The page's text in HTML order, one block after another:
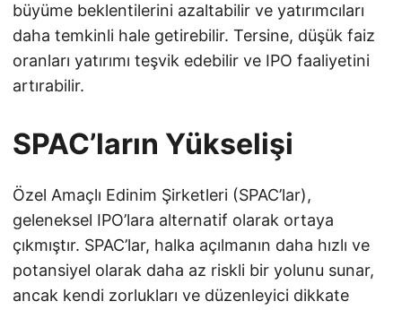
büyüme beklentilerini azaltabilir ve yatırımcıları
daha temkinli hale getirebilir. Tersine, düşük faiz
oranları yatırımı teşvik edebilir ve IPO faaliyetini
artırabilir.
SPAC’ların Yükselişi
Özel Amaçlı Edinim Şirketleri (SPAC’lar),
geleneksel IPO’lara alternatif olarak ortaya
çıkmıştır. SPAC’lar, halka açılmanın daha hızlı ve
potansiyel olarak daha az riskli bir yolunu sunar,
ancak kendi zorlukları ve düzenleyici dikkate